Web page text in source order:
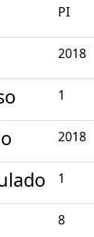
PI
2018
1
2018
1
8